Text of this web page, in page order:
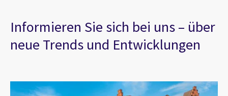
Informieren Sie sich bei uns – über
neue Trends und Entwicklungen